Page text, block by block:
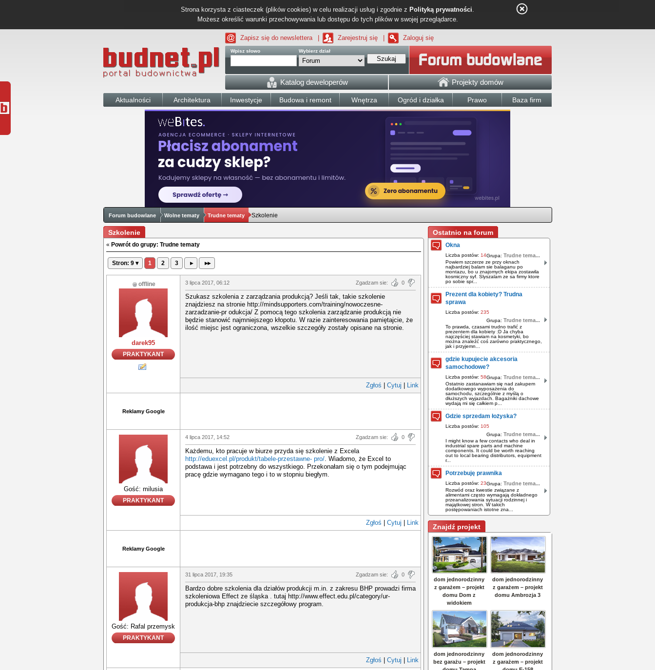
Strona korzysta z ciasteczek (plików cookies) w celu realizacji usług i zgodnie z Polityką prywatności.
Możesz określić warunki przechowywania lub dostępu do tych plików w swojej przeglądarce.
Zapisz się do newslettera Zarejestruj się Zaloguj się
Wpisz słowo Wybierz dział
Szukaj
Katalog deweloperów Projekty domów
Aktualności Architektura Inwestycje Budowa i remont Wnętrza Ogród i działka Prawo Baza firm
Forum budowlane Wolne tematy Trudne tematy Szkolenie
Szkolenie
« Powrót do grupy: Trudne tematy
Stron: 9 ▾ 1 2 3 ▸ ▸▸
offline
darek95
PRAKTYKANT
3 lipca 2017, 06:12 Zgadzam sie: 0
Szukasz szkolenia z zarządzania produkcją? Jeśli tak, takie szkolenie
znajdziesz na stronie http://mindsupporters.com/training/nowoczesne-
zarzadzanie-pr odukcja/ Z pomocą tego szkolenia zarządzanie produkcją nie
będzie stanowić najmniejszego kłopotu. W razie zainteresowania pamiętajcie, że
ilość miejsc jest ograniczona, wszelkie szczegóły zostały opisane na stronie.
Zgłoś Cytuj Link
Reklamy Google
Gość: milusia
PRAKTYKANT
4 lipca 2017, 14:52 Zgadzam sie: 0
Każdemu, kto pracuje w biurze przyda się szkolenie z Excela
http://eduexcel.pl/produkt/tabele-przestawne- pro/. Wiadomo, że Excel to
podstawa i jest potrzebny do wszystkiego. Przekonałam się o tym podejmując
pracę gdzie wymagano tego i to w stopniu biegłym.
Zgłoś Cytuj Link
Reklamy Google
Gość: Rafal przemysk
PRAKTYKANT
31 lipca 2017, 19:35 Zgadzam sie: 0
Bardzo dobre szkolenia dla działów produkcji m.in. z zakresu BHP prowadzi firma
szkoleniowa Effect ze śląska . tutaj http://www.effect.edu.pl/category/ur-
produkcja-bhp znajdziecie szczegółowy program.
Zgłoś Cytuj Link
Ostatnio na forum
Okna
Liczba postów: 14Grupa: Trudne tema...
Powiem szczerze ze przy oknach
najbardziej balam sie balaganu po
montazu, bo u znajomych ekipa zostawila
kosmiczny syf. Slyszalam ze sa firmy ktore
po sobie spr...
Prezent dla kobiety? Trudna
sprawa
Liczba postów: 235
Grupa: Trudne tema...
To prawda, czasami trudno trafić z
prezentem dla kobiety :D Ja chyba
najczęściej stawiam na kosmetyki, bo
można znaleźć coś zarówno praktycznego,
jak i przyjemn...
gdzie kupujecie akcesoria
samochodowe?
Liczba postów: 58Grupa: Trudne tema...
Ostatnio zastanawiam się nad zakupem
dodatkowego wyposażenia do
samochodu, szczególnie z myślą o
dłuższych wyjazdach. Bagażniki dachowe
wydają mi się całkiem p...
Gdzie sprzedam łożyska?
Liczba postów: 105
Grupa: Trudne tema...
I might know a few contacts who deal in
industrial spare parts and machine
components. It could be worth reaching
out to local bearing distributors, equipment
r...
Potrzebuję prawnika
Liczba postów: 23Grupa: Trudne tema...
Rozwód oraz kwestie związane z
alimentami często wymagają dokładnego
przeanalizowania sytuacji rodzinnej i
majątkowej stron. W takich
postępowaniach istotne zna...
Znajdź projekt